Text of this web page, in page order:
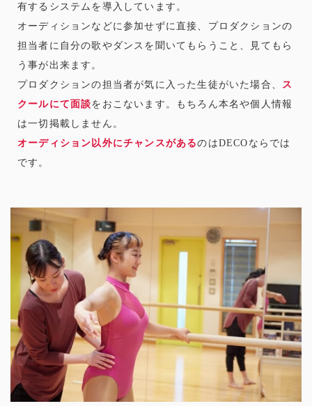
有するシステムを導入しています。
オーディションなどに参加せずに直接、プロダクションの
担当者に自分の歌やダンスを聞いてもらうこと、見てもら
う事が出来ます。
プロダクションの担当者が気に入った生徒がいた場合、
ス
クールにて面談をおこないます。もちろん本名や個人情報
は一切掲載しません。
オーディション以外にチャンスがあるのはDECOならでは
です。